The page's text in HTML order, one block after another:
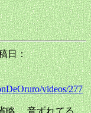
日：
videos/277
略。 音ずれてる。